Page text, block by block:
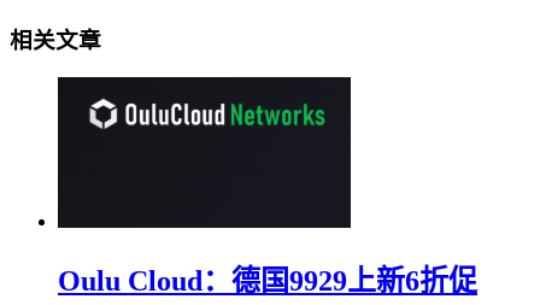
相关文章
Oulu Cloud：德国9929上新6折促